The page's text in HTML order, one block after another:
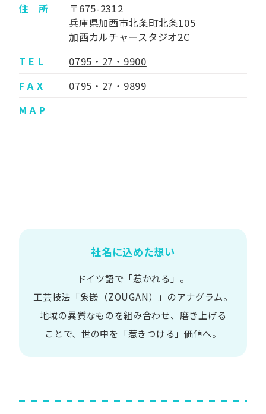
住 所
〒675-2312
兵庫県加西市北条町北条105
加西カルチャースタジオ2C
T E L
0795・27・9900
F A X
0795・27・9899
M A P
社名に込めた想い
ドイツ語で​「惹かれる」。
工芸技法​「象嵌​（ZOUGAN）」の​アナグラム。
地域の​異質な​ものを​組み合わせ、 磨き上げる​
ことで、 世の​中を​「惹きつける」価値へ。​